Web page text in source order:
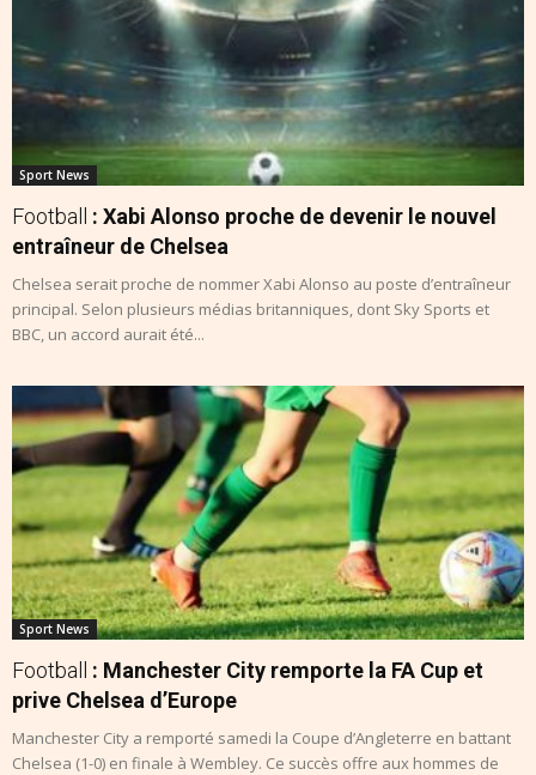
Sport News
Football
: Xabi Alonso proche de devenir le nouvel
entraîneur de Chelsea
Chelsea serait proche de nommer Xabi Alonso au poste d’entraîneur
principal. Selon plusieurs médias britanniques, dont Sky Sports et
BBC, un accord aurait été...
Sport News
Football : Manchester City remporte la FA Cup et
prive Chelsea d’Europe
Manchester City a remporté samedi la Coupe d’Angleterre en battant
Chelsea (1-0) en finale à Wembley. Ce succès offre aux hommes de